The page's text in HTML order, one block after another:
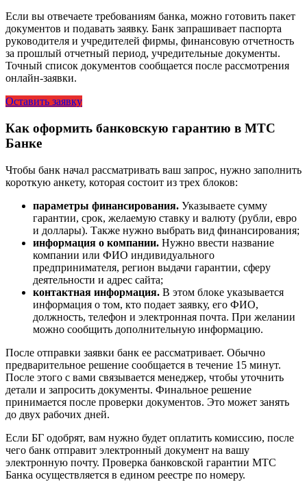
Если вы отвечаете требованиям банка, можно готовить пакет
документов и подавать заявку. Банк запрашивает паспорта
руководителя и учредителей фирмы, финансовую отчетность
за прошлый отчетный период, учредительные документы.
Точный список документов сообщается после рассмотрения
онлайн-заявки.
Оставить заявку
Как оформить банковскую гарантию в МТС
Банке
Чтобы банк начал рассматривать ваш запрос, нужно заполнить
короткую анкету, которая состоит из трех блоков:
параметры финансирования. Указываете сумму
гарантии, срок, желаемую ставку и валюту (рубли, евро
и доллары). Также нужно выбрать вид финансирования;
информация о компании. Нужно ввести название
компании или ФИО индивидуального
предпринимателя, регион выдачи гарантии, сферу
деятельности и адрес сайта;
контактная информация. В этом блоке указывается
информация о том, кто подает заявку, его ФИО,
должность, телефон и электронная почта. При желании
можно сообщить дополнительную информацию.
После отправки заявки банк ее рассматривает. Обычно
предварительное решение сообщается в течение 15 минут.
После этого с вами связывается менеджер, чтобы уточнить
детали и запросить документы. Финальное решение
принимается после проверки документов. Это может занять
до двух рабочих дней.
Если БГ одобрят, вам нужно будет оплатить комиссию, после
чего банк отправит электронный документ на вашу
электронную почту. Проверка банковской гарантии МТС
Банка осуществляется в едином реестре по номеру.